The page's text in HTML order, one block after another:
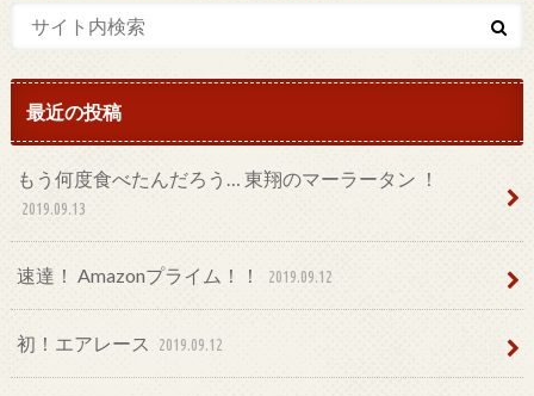
最近の投稿
もう何度食べたんだろう… 東翔のマーラータン ！
2019.09.13
速達！ Amazonプライム！！ 2019.09.12
初！エアレース 2019.09.12